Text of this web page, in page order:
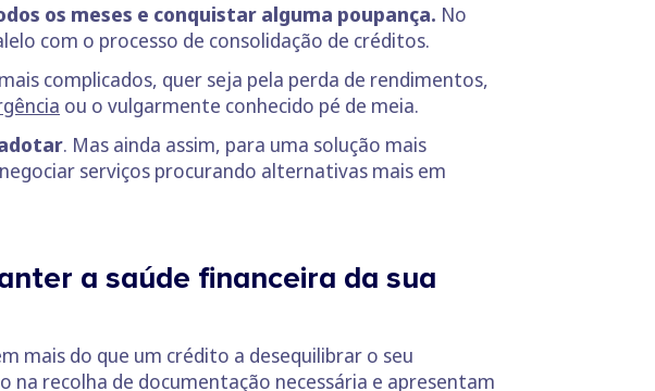
os meses e conquistar alguma poupança. No
com o processo de consolidação de créditos.
complicados, quer seja pela perda de rendimentos,
ou o vulgarmente conhecido pé de meia.
. Mas ainda assim, para uma solução mais
serviços procurando alternativas mais em
a saúde financeira da sua
mais do que um crédito a desequilibrar o seu
na recolha de documentação necessária e apresentam